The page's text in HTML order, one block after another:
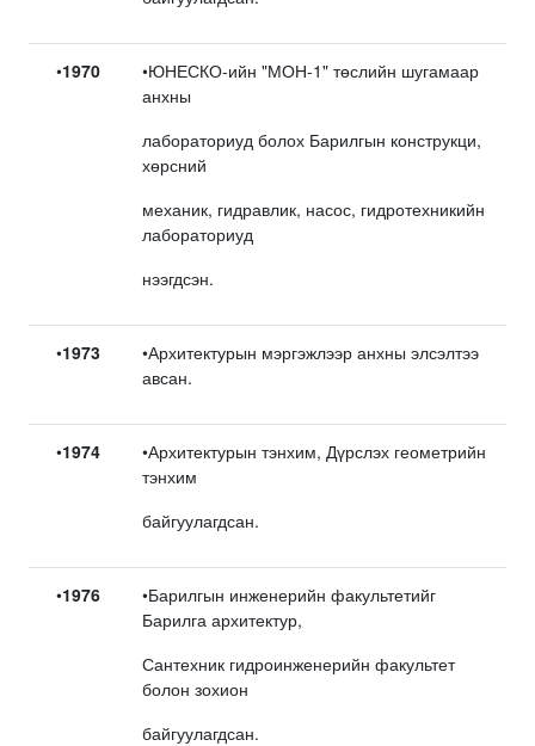
•1970
•ЮНЕСКО-ийн "МОН-1" төслийн шугамаар
анхны
лабораториуд болох Барилгын конструкци,
хөрсний
механик, гидравлик, насос, гидротехникийн
лабораториуд
нээгдсэн.
•1973
•Архитектурын мэргэжлээр анхны элсэлтээ
авсан.
•1974
•Архитектурын тэнхим, Дүрслэх геометрийн
тэнхим
байгуулагдсан.
•1976
•Барилгын инженерийн факультетийг
Барилга архитектур,
Сантехник гидроинженерийн факультет
болон зохион
байгуулагдсан.